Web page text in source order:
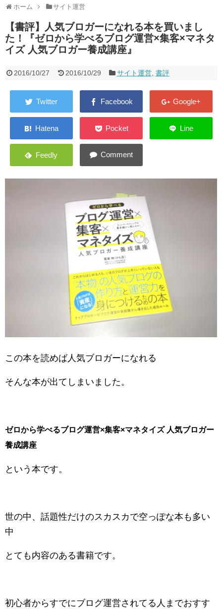
ホーム サイト運営
【書評】人気ブロガーになれる本を買いまし
た！『ゼロから学べるブログ運営×集客×マネタ
イズ 人気ブロガー養成講座』
2016/10/27 2016/10/29 サイト運営, 書評
この本を読めば人気ブロガーになれる
そんな本が出てしまいました。
ゼロから学べるブログ運営×集客×マネタイズ 人気ブロガー
養成講座
という本です。
世の中、話題性だけのスカスカで空っぽな本も多い
中
とても内容のある書籍です。
初心者からすでにブログ運営されてる人までおすす
こだわりのモノ
キャンピングカー
お問い合わせ